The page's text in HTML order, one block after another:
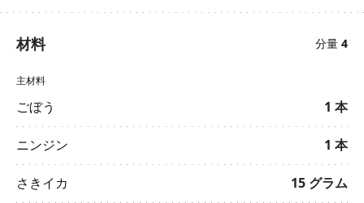
材料 分量 4
主材料
ごぼう 1 本
ニンジン 1 本
さきイカ 15 グラム